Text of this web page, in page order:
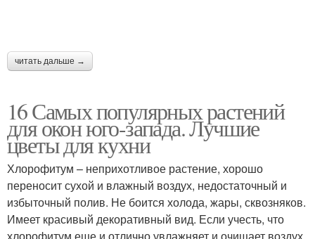
читать дальше →
16 Самых популярных растений
для окон юго-запада. Лучшие
цветы для кухни
Хлорофитум – неприхотливое растение, хорошо
переносит сухой и влажный воздух, недостаточный и
избыточный полив. Не боится холода, жары, сквозняков.
Имеет красивый декоративный вид. Если учесть, что
хлорофитум еще и отлично увлажняет и очищает воздух